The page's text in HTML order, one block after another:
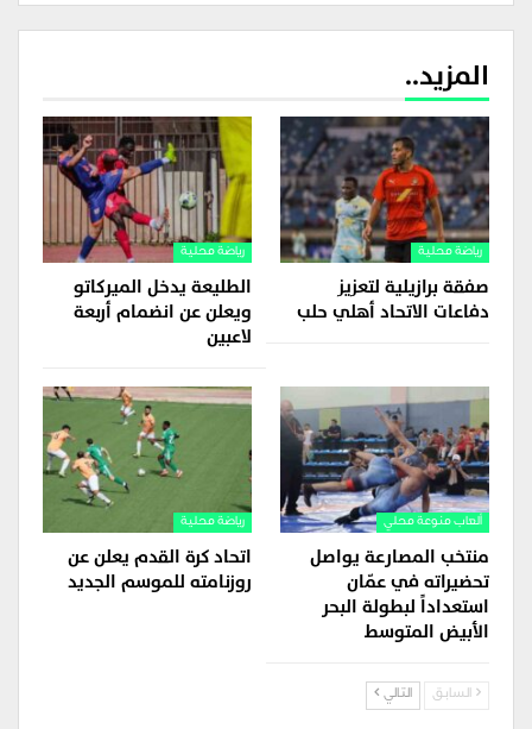
المزيد..
رياضة محلية
صفقة برازيلية لتعزيز
دفاعات الاتحاد أهلي حلب
رياضة محلية
الطليعة يدخل الميركاتو
ويعلن عن انضمام أربعة
لاعبين
ألعاب منوعة محلي
منتخب المصارعة يواصل
تحضيراته في عمّان
استعداداً لبطولة البحر
الأبيض المتوسط
رياضة محلية
اتحاد كرة القدم يعلن عن
روزنامته للموسم الجديد
السابق التالي